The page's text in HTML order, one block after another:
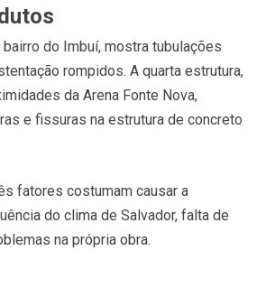
do Imbuí, mostra tubulações
rompidos. A quarta estrutura,
da Arena Fonte Nova,
e fissuras na estrutura de concreto
fatores costumam causar a
do clima de Salvador, falta de
na própria obra.